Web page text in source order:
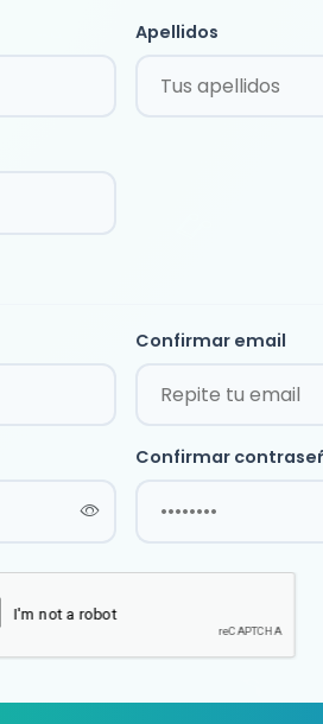
Apellidos
Confirmar email
Confirmar